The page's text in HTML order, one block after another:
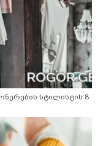
სტილისტის 8